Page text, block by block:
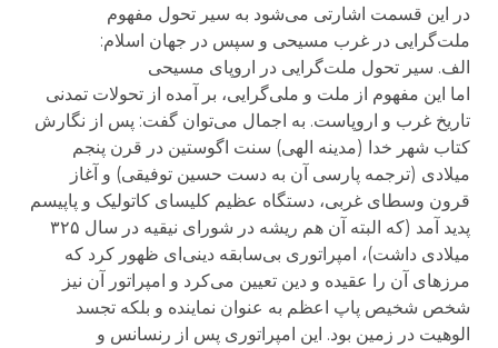
در این قسمت اشارتی می‌شود به سیر تحول مفهوم
ملت‌گرایی در غرب مسیحی و سپس در جهان اسلام:
الف. سیر تحول ملت‌گرایی در اروپای مسیحی
اما این مفهوم از ملت و ملی‌گرایی، بر آمده از تحولات تمدنی
تاریخ غرب و اروپاست. به اجمال می‌توان گفت: پس از نگارش
کتاب شهر خدا (مدینه الهی) سنت اگوستین در قرن پنجم
میلادی (ترجمه پارسی آن به دست حسین توفیقی) و آغاز
قرون وسطای غربی، دستگاه عظیم کلیسای کاتولیک و پاپیسم
پدید آمد (که البته آن هم ریشه در شورای نیقیه در سال ۳۲۵
میلادی داشت)، امپراتوری ‌بی‌سابقه دینی‌ای ظهور کرد که
مرزهای آن را عقیده و دین تعیین می‌کرد و امپراتور آن نیز
شخص شخیص پاپ اعظم به عنوان نماینده و بلکه تجسد
الوهیت در زمین بود. این امپراتوری پس از رنسانس و